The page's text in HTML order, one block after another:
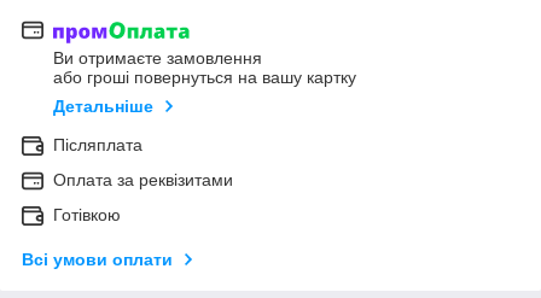
Ви отримаєте замовлення
або гроші повернуться на вашу картку
Детальніше
Післяплата
Оплата за реквізитами
Готівкою
Всі умови оплати